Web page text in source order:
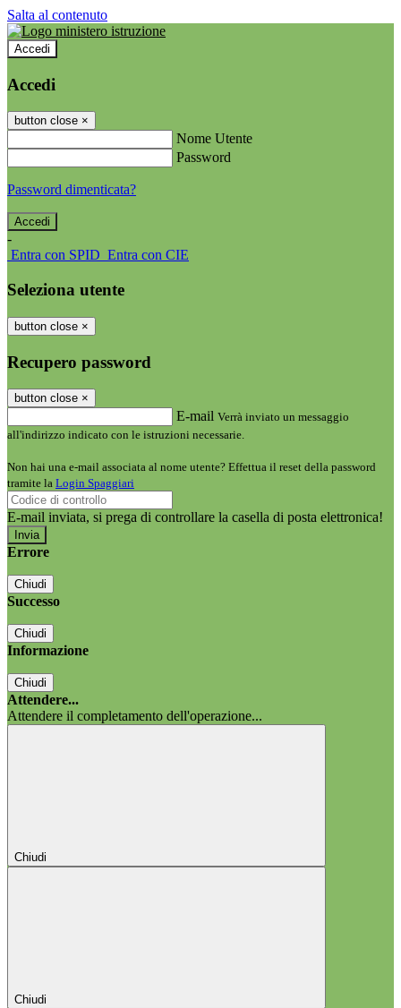
Salta al contenuto
Accedi
Accedi
button close ×
Nome Utente
Password
Password dimenticata?
-
Entra con SPID Entra con CIE
Seleziona utente
button close ×
Recupero password
button close ×
E-mail Verrà inviato un messaggio
all'indirizzo indicato con le istruzioni necessarie.
Non hai una e-mail associata al nome utente? Effettua il reset della password
tramite la Login Spaggiari
E-mail inviata, si prega di controllare la casella di posta elettronica!
Errore
Chiudi
Successo
Chiudi
Informazione
Chiudi
Attendere...
Attendere il completamento dell'operazione...
Chiudi
Chiudi